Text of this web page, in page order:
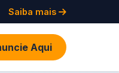
Saiba mais
Aqui